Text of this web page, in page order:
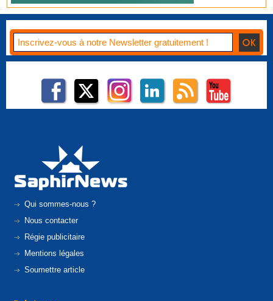
Qui sommes-nous ?
Nous contacter
Régie publicitaire
Mentions légales
Soumettre article